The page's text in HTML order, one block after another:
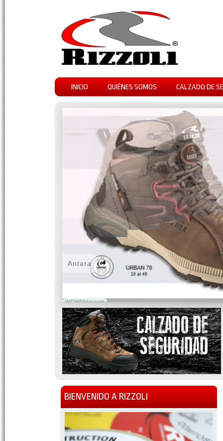
INICIO QUIÉNES SOMOS CALZADO DE
WOWSlider.com
Antara
BIENVENIDO A RIZZOLI